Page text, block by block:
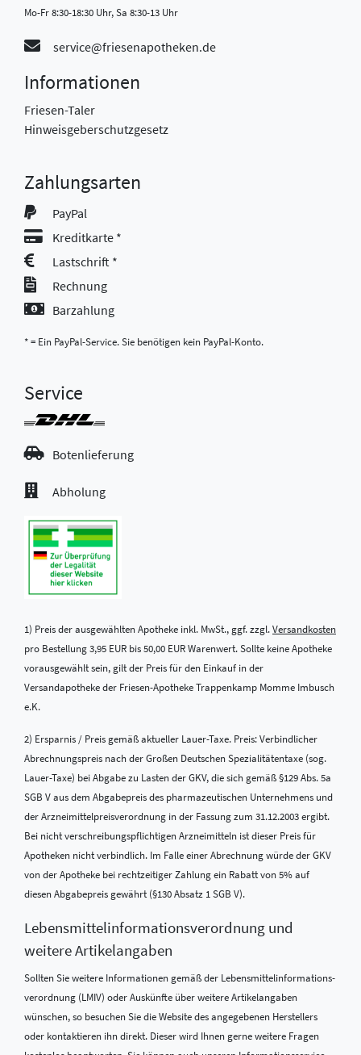
Mo-Fr 8:30-18:30 Uhr, Sa 8:30-13 Uhr
service@friesenapotheken.de
Informationen
Friesen-Taler
Hinweisgeberschutzgesetz
Zahlungsarten
PayPal
Kreditkarte *
Lastschrift *
Rechnung
Barzahlung
* = Ein PayPal-Service. Sie benötigen kein PayPal-Konto.
Service
Botenlieferung
Abholung
1) Preis der ausgewählten Apotheke inkl. MwSt., ggf. zzgl.Versandkosten
pro Bestellung 3,95 EUR bis 50,00 EUR Warenwert. Sollte keine Apotheke
vorausgewählt sein, gilt der Preis für den Einkauf in der
Versandapotheke der Friesen-Apotheke Trappenkamp Momme Imbusch
e.K.
2) Ersparnis / Preis gemäß aktueller Lauer-Taxe. Preis: Verbindlicher
Abrechnungspreis nach der Großen Deutschen Spezialitätentaxe (sog.
Lauer-Taxe) bei Abgabe zu Lasten der GKV, die sich gemäß §129 Abs. 5a
SGB V aus dem Abgabepreis des pharmazeutischen Unternehmens und
der Arzneimittelpreisverordnung in der Fassung zum 31.12.2003 ergibt.
Bei nicht verschreibungspflichtigen Arzneimitteln ist dieser Preis für
Apotheken nicht verbindlich. Im Falle einer Abrechnung würde der GKV
von der Apotheke bei rechtzeitiger Zahlung ein Rabatt von 5% auf
diesen Abgabepreis gewährt (§130 Absatz 1 SGB V).
Lebensmittel­informations­verordnung und
weitere Artikelangaben
Sollten Sie weitere Informationen gemäß der Lebensmittel­informations­
verordnung (LMIV) oder Auskünfte über weitere Artikelangaben
wünschen, so besuchen Sie die Website des angegebenen Herstellers
oder kontaktieren ihn direkt. Dieser wird Ihnen gerne weitere Fragen